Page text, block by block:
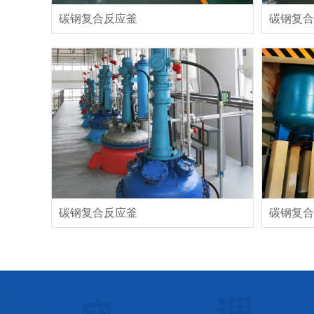
碳钢复合反应釜 碳钢复
碳钢复合反应釜 碳钢复